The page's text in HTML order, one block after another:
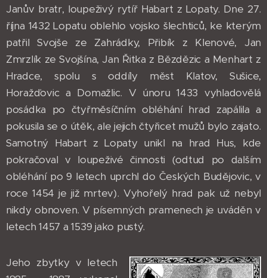
Janův bratr, loupeživý rytíř Habart z Lopaty. Dne 27.
října 1432 Lopatu oblehlo vojsko šlechticů, ke kterým
patřil Svojše ze Zahrádky, Přibík z Klenové, Jan
Zmrzlík ze Svojšína, Jan Řitka z Bězdězic a Menhart z
Hradce, spolu s oddíly měst Klatov, Sušice,
Horažďovic a Domažlic. V únoru 1433 vyhladovělá
posádka po čtyřměsíčním obléhání hrad zapálila a
pokusila se o útěk, ale jejich čtyřicet mužů bylo zajato.
Samotný Habart z Lopaty unikl na hrad Hus, kde
pokračoval v loupeživé činnosti (odtud po dalším
obléhání po 9 letech uprchl do Českých Budějovic, v
roce 1454 je již mrtev). Vyhořelý hrad pak už nebyl
nikdy obnoven. V písemných pramenech je uváděn v
letech 1457 a 1539 jako pustý.
Jeho zbytky v letech